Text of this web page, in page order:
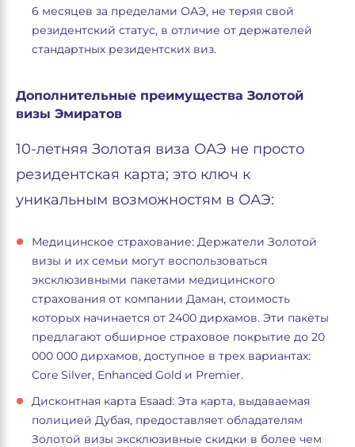
6 месяцев за пределами ОАЭ, не теряя свой
резидентский статус, в отличие от держателей
стандартных резидентских виз.
Дополнительные преимущества Золотой
визы Эмиратов
10-летняя Золотая виза ОАЭ не просто
резидентская карта; это ключ к
уникальным возможностям в ОАЭ:
Медицинское страхование: Держатели Золотой
визы и их семьи могут воспользоваться
эксклюзивными пакетами медицинского
страхования от компании Даман, стоимость
которых начинается от 2400 дирхамов. Эти пакеты
предлагают обширное страховое покрытие до 20
000 000 дирхамов, доступное в трех вариантах:
Core Silver, Enhanced Gold и Premier.
Дисконтная карта Esaad: Эта карта, выдаваемая
полицией Дубая, предоставляет обладателям
Золотой визы эксклюзивные скидки в более чем